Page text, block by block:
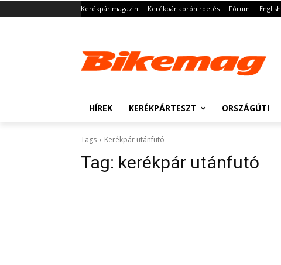
Kerékpár magazin Kerékpár apróhirdetés Fórum English
HÍREK KERÉKPÁRTESZT ORSZÁGÚTI
Tags Kerékpár utánfutó
Tag: kerékpár utánfutó